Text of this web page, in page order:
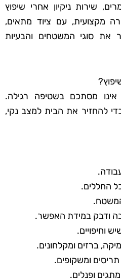
שירות ניקיון אחרי שיפוץ
מקצועית, עם ציוד מתאים,
את סוגי המשטחים והבעיות
אינו מסתכם בשטיפה רגילה.
להחזיר את הבית למצב נקי,
החללים.
המשטח.
ודבק במידת האפשר.
וחיפויים.
ברזים ומקלחונים.
תריסים ומשקופים.
ופנלים.